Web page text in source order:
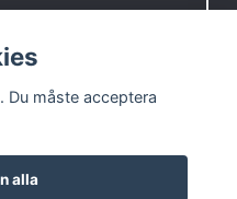
Du måste acceptera
alla